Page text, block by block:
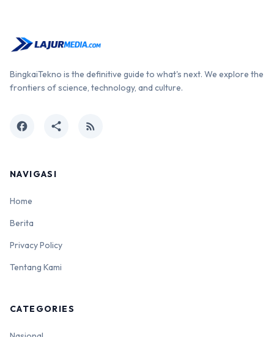
BingkaiTekno is the definitive guide to what's next. We explore the
frontiers of science, technology, and culture.
facebook share rss_feed
NAVIGASI
Home
Berita
Privacy Policy
Tentang Kami
CATEGORIES